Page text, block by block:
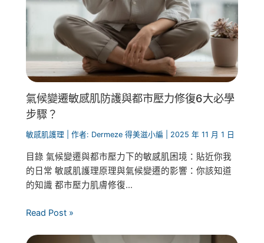
氣候變遷敏感肌防護與都市壓力修復6大必學
步驟？
敏感肌護理 | 作者: Dermeze 得美滋小編 2025 年 11 月 1 日
目錄 氣候變遷與都市壓力下的敏感肌困境：貼近你我
的日常 敏感肌護理原理與氣候變遷的影響：你該知道
的知識 都市壓力肌膚修復...
Read Post »